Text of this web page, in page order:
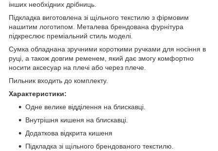
інших необхідних дрібниць.
Підкладка виготовлена зі щільного текстилю з фірмовим
нашитим логотипом. Металева брендована фурнітура
підкреслює преміальний стиль моделі.
Сумка обладнана зручними короткими ручками для носіння в
руці, а також довгим ременем, який дає змогу комфортно
носити аксесуар на плечі або через плече.
Пильник входить до комплекту.
Характеристики:
Одне велике відділення на блискавці.
Внутрішня кишеня на блискавці.
Додаткова відкрита кишеня
Підкладка зі щільного брендованого текстилю.